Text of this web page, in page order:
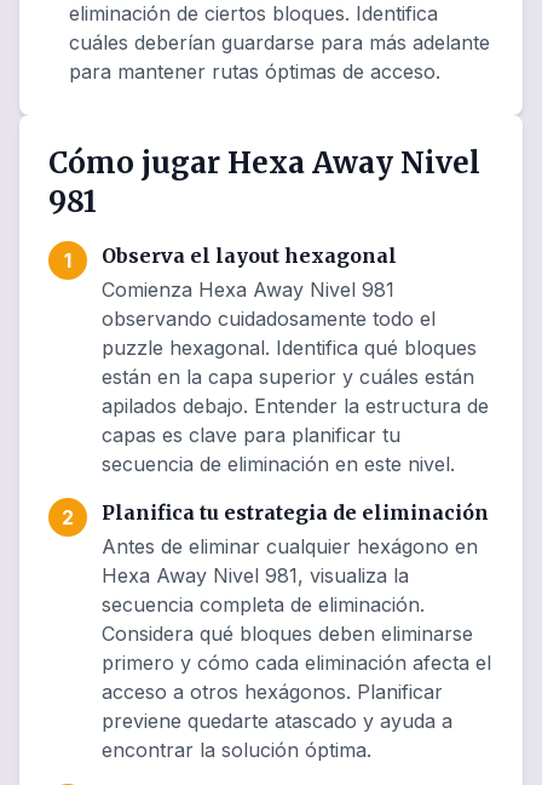
eliminación de ciertos bloques. Identifica
cuáles deberían guardarse para más adelante
para mantener rutas óptimas de acceso.
Cómo jugar Hexa Away Nivel
981
1
Observa el layout hexagonal
Comienza Hexa Away Nivel 981
observando cuidadosamente todo el
puzzle hexagonal. Identifica qué bloques
están en la capa superior y cuáles están
apilados debajo. Entender la estructura de
capas es clave para planificar tu
secuencia de eliminación en este nivel.
2
Planifica tu estrategia de eliminación
Antes de eliminar cualquier hexágono en
Hexa Away Nivel 981, visualiza la
secuencia completa de eliminación.
Considera qué bloques deben eliminarse
primero y cómo cada eliminación afecta el
acceso a otros hexágonos. Planificar
previene quedarte atascado y ayuda a
encontrar la solución óptima.